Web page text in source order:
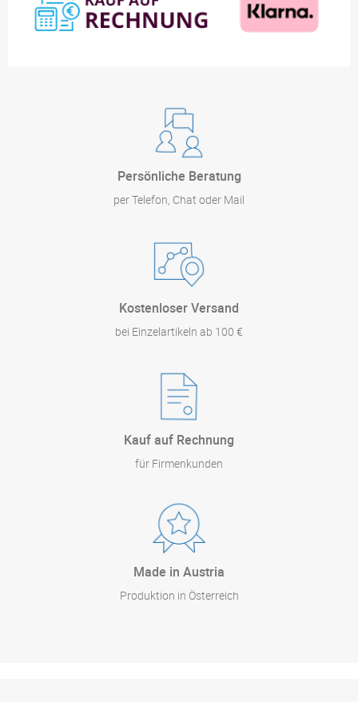
Persönliche Beratung
per Telefon, Chat oder Mail
Kostenloser Versand
bei Einzelartikeln ab 100 €
Kauf auf Rechnung
für Firmenkunden
Made in Austria
Produktion in Österreich